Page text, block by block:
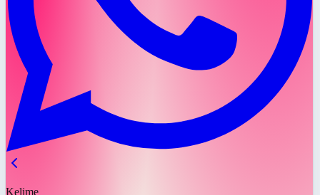
Kelime